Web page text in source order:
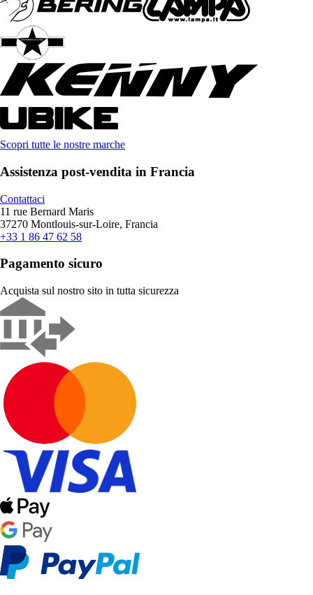
Scopri tutte le nostre marche
Assistenza post-vendita in Francia
Contattaci
11 rue Bernard Maris
37270 Montlouis-sur-Loire, Francia
+33 1 86 47 62 58
Pagamento sicuro
Acquista sul nostro sito in tutta sicurezza